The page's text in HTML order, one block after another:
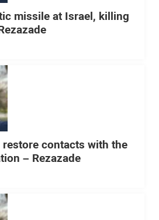
missile at Israel, killing
contacts with the
– Rezazade